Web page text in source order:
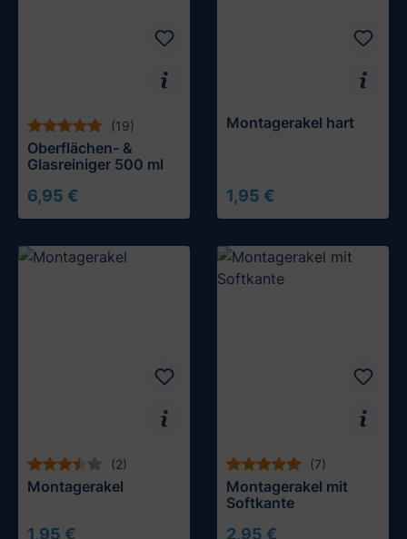
(19)
Oberflächen- &
Glasreiniger 500 ml
6,95 €
Montagerakel hart
1,95 €
(2)
Montagerakel
1,95 €
(7)
Montagerakel mit
Softkante
2,95 €